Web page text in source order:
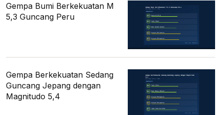
Gempa Bumi Berkekuatan M
5,3 Guncang Peru
Gempa Berkekuatan Sedang
Guncang Jepang dengan
Magnitudo 5,4